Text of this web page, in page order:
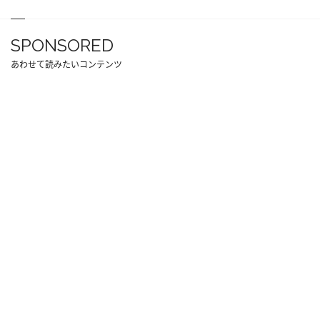
SPONSORED
あわせて読みたいコンテンツ